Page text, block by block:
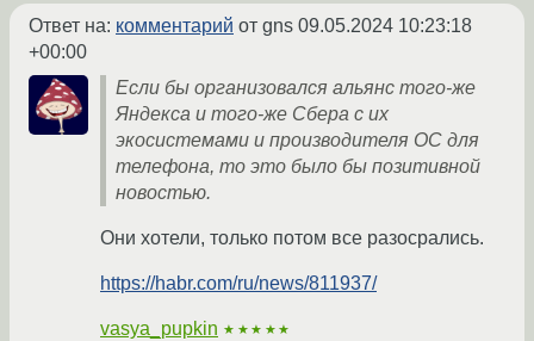
Ответ на: комментарий от gns 09.05.2024 10:23:18
+00:00
Если бы организовался альянс того-же
Яндекса и того-же Сбера с их
экосистемами и производителя ОС для
телефона, то это было бы позитивной
новостью.
Они хотели, только потом все разосрались.
https://habr.com/ru/news/811937/
vasya_pupkin ★★★★★